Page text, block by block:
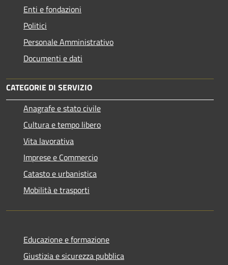
Enti e fondazioni
Politici
Personale Amministrativo
Documenti e dati
CATEGORIE DI SERVIZIO
Anagrafe e stato civile
Cultura e tempo libero
Vita lavorativa
Imprese e Commercio
Catasto e urbanistica
Mobilità e trasporti
Educazione e formazione
Giustizia e sicurezza pubblica